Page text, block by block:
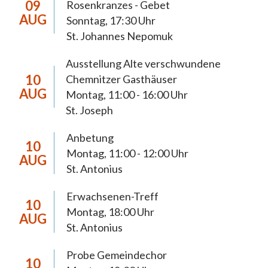
Die Pastoralen Schwerpunktsetzungen
dienen der 2018 neugegründeten Pfarrei Hl.
der Pastoral bis 2027. In diesem Zeitraum
anstehende pastorale, wirtschaftliche und
organisatorische Weichenstellungen werden
eine weiterreichende Tragweite haben und
müssen sich daraus begründen lassen. Die
anstehenden Prozesse möchten wir, die
Christinnen und Christen der Pfarrei
Chemnitz, im Licht des Evangeliums und im
Vertrauen auf die Möglichkeiten Gottes
gestalten. Dabei achten wir auf die Stimme
Regungen und Gedanken unserer Mitchristen
09
AUG
Rosenkranzes - Gebet
Sonntag, 17:30 Uhr
St. Johannes Nepomuk
10
AUG
Ausstellung Alte verschwundene
Chemnitzer Gasthäuser
Montag, 11:00 - 16:00 Uhr
St. Joseph
10
AUG
Anbetung
Montag, 11:00 - 12:00 Uhr
St. Antonius
10
AUG
Erwachsenen-Treff
Montag, 18:00 Uhr
St. Antonius
10
Probe Gemeindechor